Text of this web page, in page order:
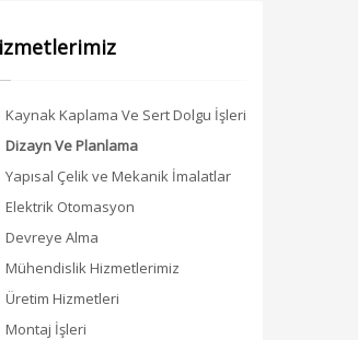
Kaynak Kaplama Ve Sert Dolgu İşleri
Dizayn Ve Planlama
Yapısal Çelik ve Mekanik İmalatlar
Elektrik Otomasyon
Devreye Alma
Mühendislik Hizmetlerimiz
Üretim Hizmetleri
Montaj İşleri